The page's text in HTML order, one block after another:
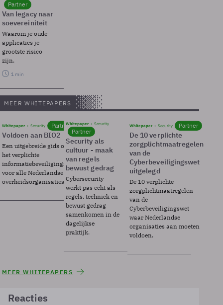
Partner
Van legacy naar
soevereiniteit
Waarom je oude
applicaties je
grootste risico
zijn.
1 min
MEER WHITEPAPERS
Whitepaper Security Partner
Voldoen aan BIO2
Een uitgebreide gids over BIO2,
het verplichte
informatiebeveiligingsframework
voor alle Nederlandse
overheidsorganisaties.
Whitepaper Security
Partner
Security als
cultuur - maak
van regels
bewust gedrag
Cybersecurity
werkt pas echt als
regels, techniek en
bewust gedrag
samenkomen in de
dagelijkse
praktijk.
Whitepaper Security Partner
De 10 verplichte
zorgplichtmaatregelen
van de
Cyberbeveiligingswet
uitgelegd
De 10 verplichte
zorgplichtmaatregelen
van de
Cyberbeveiligingswet
waar Nederlandse
organisaties aan moeten
voldoen.
MEER WHITEPAPERS
Reacties